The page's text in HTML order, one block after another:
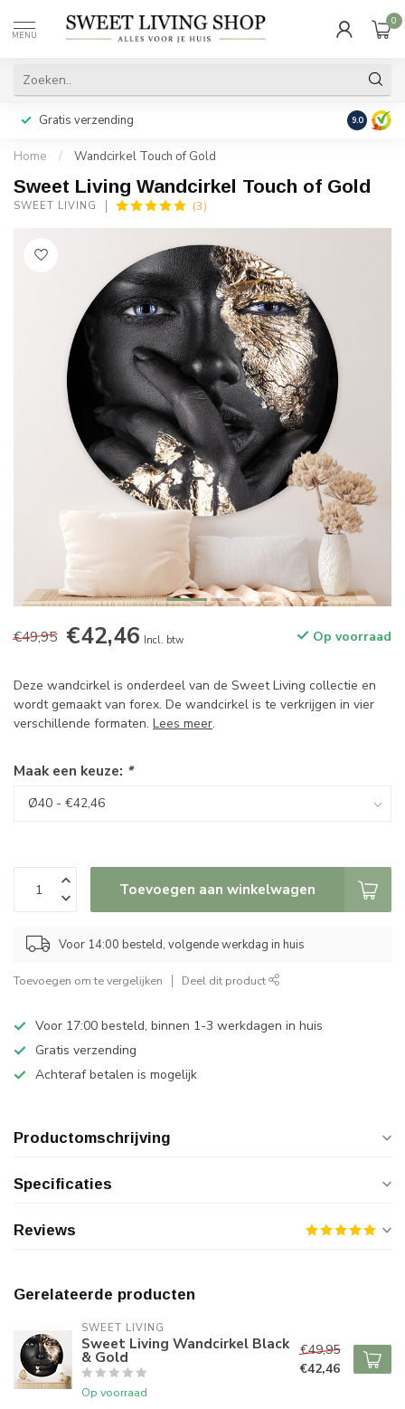
MENU
0
Gratis verzending Achteraf
9.0
Home / Wandcirkel Touch of Gold
Sweet Living Wandcirkel Touch of Gold
SWEET LIVING (3)
€49,95 €42,46 Incl. btw Op voorraad
Deze wandcirkel is onderdeel van de Sweet Living collectie en
wordt gemaakt van forex. De wandcirkel is te verkrijgen in vier
verschillende formaten. Lees meer.
Maak een keuze: *
Toevoegen aan winkelwagen
Voor 14:00 besteld, volgende werkdag in huis
Toevoegen om te vergelijken Deel dit product
Voor 17:00 besteld, binnen 1-3 werkdagen in huis
Gratis verzending
Achteraf betalen is mogelijk
Productomschrijving
Specificaties
Reviews
Gerelateerde producten
SWEET LIVING
Sweet Living Wandcirkel Black
& Gold
Op voorraad
€49,95
€42,46